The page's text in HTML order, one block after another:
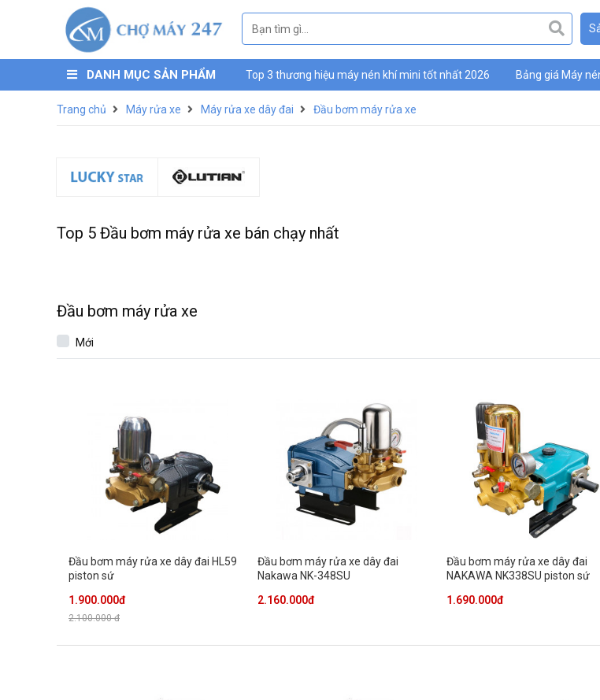
DANH MỤC SẢN PHẨM Top 3 thương hiệu máy nén khí mini tốt nhất 2026 Bảng giá Máy
máy nén khí mini Lucky
Trang chủ Máy rửa xe Máy rửa xe dây đai Đầu bơm máy rửa xe
Top 5 Đầu bơm máy rửa xe bán chạy nhất
Đầu bơm máy rửa xe
Mới
Đầu bơm máy rửa xe dây đai HL59
piston sứ
1.900.000đ
2.100.000 đ
Đầu bơm máy rửa xe dây đai
Nakawa NK-348SU
2.160.000đ
Đầu bơm máy rửa xe dây đai
NAKAWA NK338SU piston sứ
1.690.000đ